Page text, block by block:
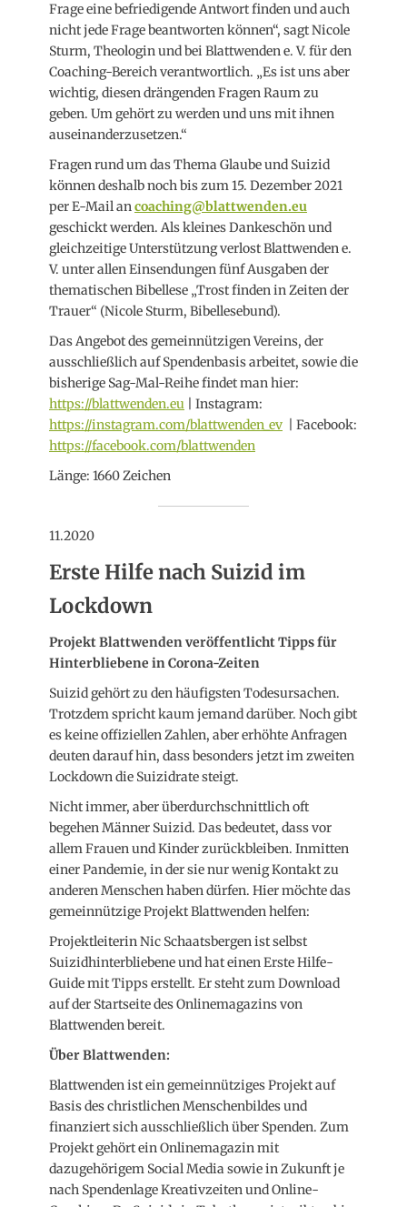
Frage eine befriedigende Antwort finden und auch
nicht jede Frage beantworten können“, sagt Nicole
Sturm, Theologin und bei Blattwenden e. V. für den
Coaching-Bereich verantwortlich. „Es ist uns aber
wichtig, diesen drängenden Fragen Raum zu
geben. Um gehört zu werden und uns mit ihnen
auseinanderzusetzen.“
Fragen rund um das Thema Glaube und Suizid
können deshalb noch bis zum 15. Dezember 2021
per E-Mail ancoaching@blattwenden.eu
geschickt werden. Als kleines Dankeschön und
gleichzeitige Unterstützung verlost Blattwenden e.
V. unter allen Einsendungen fünf Ausgaben der
thematischen Bibellese „Trost finden in Zeiten der
Trauer“ (Nicole Sturm, Bibellesebund).
Das Angebot des gemeinnützigen Vereins, der
ausschließlich auf Spendenbasis arbeitet, sowie die
bisherige Sag-Mal-Reihe findet man hier:
https://blattwenden.eu | Instagram:
https://instagram.com/blattwenden_ev | Facebook:
https://facebook.com/blattwenden
Länge: 1660 Zeichen
11.2020
Erste Hilfe nach Suizid im
Lockdown
Projekt Blattwenden veröffentlicht Tipps für
Hinterbliebene in Corona-Zeiten
Suizid gehört zu den häufigsten Todesursachen.
Trotzdem spricht kaum jemand darüber. Noch gibt
es keine offiziellen Zahlen, aber erhöhte Anfragen
deuten darauf hin, dass besonders jetzt im zweiten
Lockdown die Suizidrate steigt.
Nicht immer, aber überdurchschnittlich oft
begehen Männer Suizid. Das bedeutet, dass vor
allem Frauen und Kinder zurückbleiben. Inmitten
einer Pandemie, in der sie nur wenig Kontakt zu
anderen Menschen haben dürfen. Hier möchte das
gemeinnützige Projekt Blattwenden helfen:
Projektleiterin Nic Schaatsbergen ist selbst
Suizidhinterbliebene und hat einen Erste Hilfe-
Guide mit Tipps erstellt. Er steht zum Download
auf der Startseite des Onlinemagazins von
Blattwenden bereit.
Über Blattwenden:
Blattwenden ist ein gemeinnütziges Projekt auf
Basis des christlichen Menschenbildes und
finanziert sich ausschließlich über Spenden. Zum
Projekt gehört ein Onlinemagazin mit
dazugehörigem Social Media sowie in Zukunft je
nach Spendenlage Kreativzeiten und Online-